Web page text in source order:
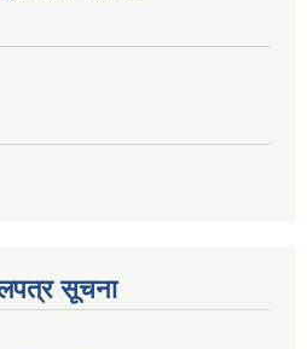
सूचना